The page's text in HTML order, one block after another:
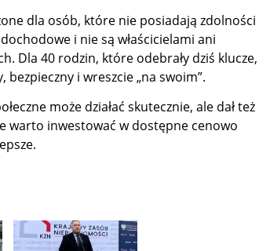
dla osób, które nie posiadają zdolności
i nie są właścicielami ani
Dla 40 rodzin, które odebrały dziś klucze,
bezpieczny i wreszcie „na swoim”.
może działać skutecznie, ale dał też
warto inwestować w dostępne cenowo